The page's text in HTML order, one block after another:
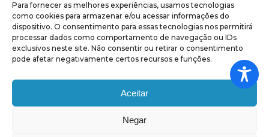
Para fornecer as melhores experiências, usamos tecnologias
como cookies para armazenar e/ou acessar informações do
dispositivo. O consentimento para essas tecnologias nos permitirá
processar dados como comportamento de navegação ou IDs
exclusivos neste site. Não consentir ou retirar o consentimento
pode afetar negativamente certos recursos e funções.
Aceitar
Negar
E-
mail
(obrigatório)
Sub
região